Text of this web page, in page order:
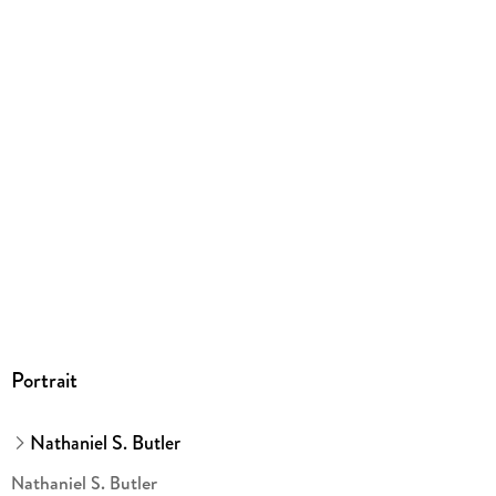
Portrait
Nathaniel S. Butler
Nathaniel S. Butler